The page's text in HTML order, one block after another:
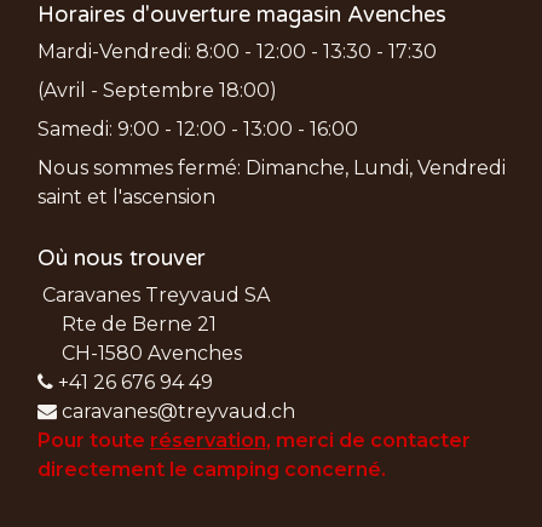
Horaires d'ouverture magasin Avenches
Mardi-Vendredi: 8:00 - 12:00 - 13:30 - 17:30
(Avril - Septembre 18:00)
Samedi: 9:00 - 12:00 - 13:00 - 16:00
Nous sommes fermé: Dimanche, Lundi, Vendredi
saint et l'ascension
Où nous trouver
Caravanes Treyvaud SA
Rte de Berne 21
CH-1580 Avenches
+41 26 676 94 49
caravanes@treyvaud.ch
Pour toute réservation, merci de contacter
directement le camping concerné.